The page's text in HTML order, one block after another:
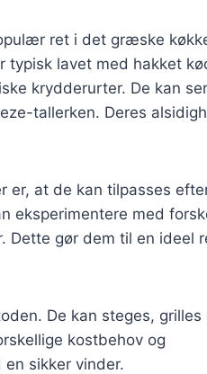
ret i det græske
typisk lavet med hakket
krydderurter. De kan
tallerken. Deres
er, at de kan tilpasses
eksperimentere med
Dette gør dem til en ideel
De kan steges, grilles
kostbehov og
sikker vinder.